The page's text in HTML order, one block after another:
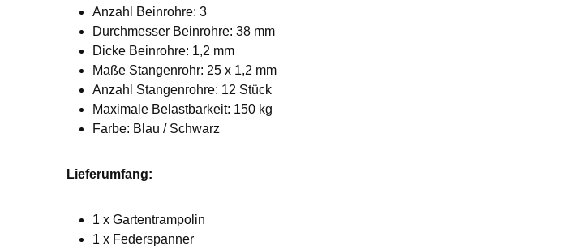
Anzahl Beinrohre: 3
Durchmesser Beinrohre: 38 mm
Dicke Beinrohre: 1,2 mm
Maße Stangenrohr: 25 x 1,2 mm
Anzahl Stangenrohre: 12 Stück
Maximale Belastbarkeit: 150 kg
Farbe: Blau / Schwarz
Lieferumfang:
1 x Gartentrampolin
1 x Federspanner